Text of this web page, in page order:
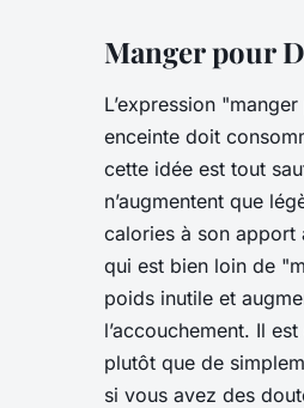
Manger pour
L’expression
enceinte doit
cette idée est tout
n’augmentent que
calories à son apport
qui est bien loin de
poids inutile et
l’accouchement. Il
plutôt que de
si vous avez des